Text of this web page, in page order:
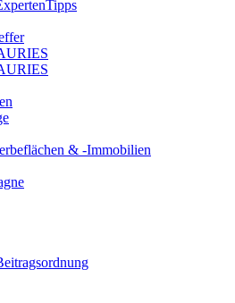
& -Immobilien